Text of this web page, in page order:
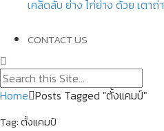
เคล็ดลับ ย่าง ไก่ย่าง ด้วย เตาถ่
CONTACT US
Home Posts Tagged "ตั้งแคมป์"
Tag:ตั้งแคมป์